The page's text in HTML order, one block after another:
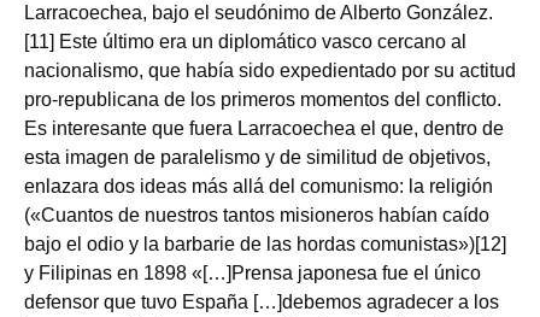
Larracoechea, bajo el seudónimo de Alberto González.
[11] Este último era un diplomático vasco cercano al
nacionalismo, que había sido expedientado por su actitud
pro-republicana de los primeros momentos del conflicto.
Es interesante que fuera Larracoechea el que, dentro de
esta imagen de paralelismo y de similitud de objetivos,
enlazara dos ideas más allá del comunismo: la religión
(«Cuantos de nuestros tantos misioneros habían caído
bajo el odio y la barbarie de las hordas comunistas»)[12]
y Filipinas en 1898 «[…]Prensa japonesa fue el único
defensor que tuvo España […]debemos agradecer a los